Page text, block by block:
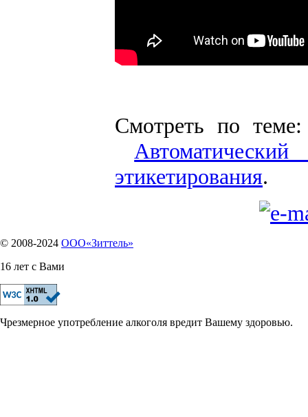
Смотреть по
этикетирования.
© 2008-2024 OOO«Зиттель»
16 лет с Вами
Чрезмерное употребление алкоголя вредит Вашему здоровью.